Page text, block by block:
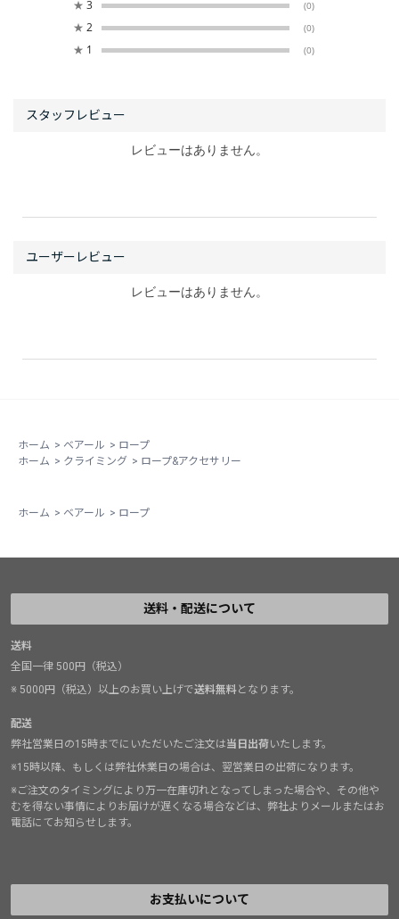
★ 3 (0)
★ 2 (0)
★ 1 (0)
レビューはありません。
レビューはありません。
ホーム > ベアール > ロープ
ホーム > クライミング > ロープ&アクセサリー
ホーム > ベアール > ロープ
送料・配送について
送料
全国一律 500円（税込）
※ 5000円（税込）以上のお買い上げで送料無料となります。
配送
弊社営業日の15時までにいただいたご注文は当日出荷いたします。
※15時以降、もしくは弊社休業日の場合は、翌営業日の出荷になります。
※ご注文のタイミングにより万一在庫切れとなってしまった場合や、その他や
むを得ない事情によりお届けが遅くなる場合などは、弊社よりメールまたはお
電話にてお知らせします。
お支払いについて